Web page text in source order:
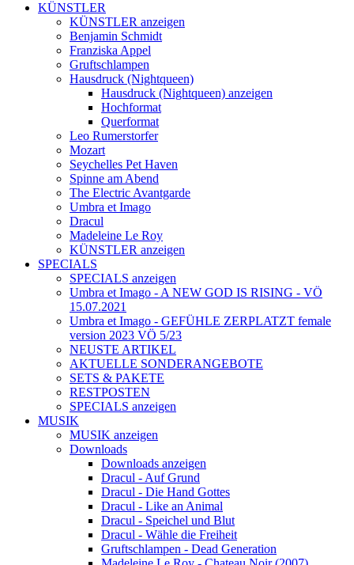
KÜNSTLER
KÜNSTLER anzeigen
Benjamin Schmidt
Franziska Appel
Gruftschlampen
Hausdruck (Nightqueen)
Hausdruck (Nightqueen) anzeigen
Hochformat
Querformat
Leo Rumerstorfer
Mozart
Seychelles Pet Haven
Spinne am Abend
The Electric Avantgarde
Umbra et Imago
Dracul
Madeleine Le Roy
KÜNSTLER anzeigen
SPECIALS
SPECIALS anzeigen
Umbra et Imago - A NEW GOD IS RISING - VÖ
15.07.2021
Umbra et Imago - GEFÜHLE ZERPLATZT female
version 2023 VÖ 5/23
NEUSTE ARTIKEL
AKTUELLE SONDERANGEBOTE
SETS & PAKETE
RESTPOSTEN
SPECIALS anzeigen
MUSIK
MUSIK anzeigen
Downloads
Downloads anzeigen
Dracul - Auf Grund
Dracul - Die Hand Gottes
Dracul - Like an Animal
Dracul - Speichel und Blut
Dracul - Wähle die Freiheit
Gruftschlampen - Dead Generation